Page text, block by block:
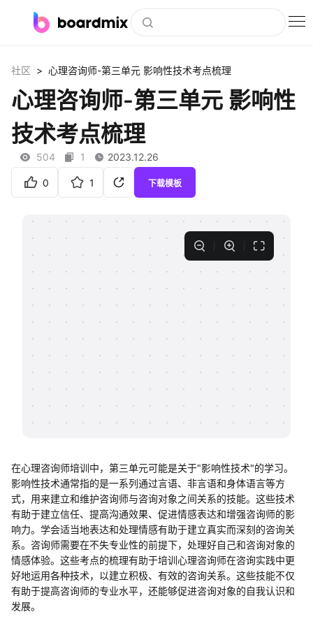
社区资源
会员
企业服务
客户案例
知识分享社区
社区 > 心理咨询师-第三单元 影响性技术考点梳理
心理咨询师-第三单元 影响性
技术考点梳理
504 1 2023.12.26
0 1 下载模板
在心理咨询师培训中，第三单元可能是关于"影响性技术"的学习。
影响性技术通常指的是一系列通过言语、非言语和身体语言等方
式，用来建立和维护咨询师与咨询对象之间关系的技能。这些技术
有助于建立信任、提高沟通效果、促进情感表达和增强咨询师的影
响力。学会适当地表达和处理情感有助于建立真实而深刻的咨询关
系。咨询师需要在不失专业性的前提下，处理好自己和咨询对象的
情感体验。这些考点的梳理有助于培训心理咨询师在咨询实践中更
好地运用各种技术，以建立积极、有效的咨询关系。这些技能不仅
有助于提高咨询师的专业水平，还能够促进咨询对象的自我认识和
发展。